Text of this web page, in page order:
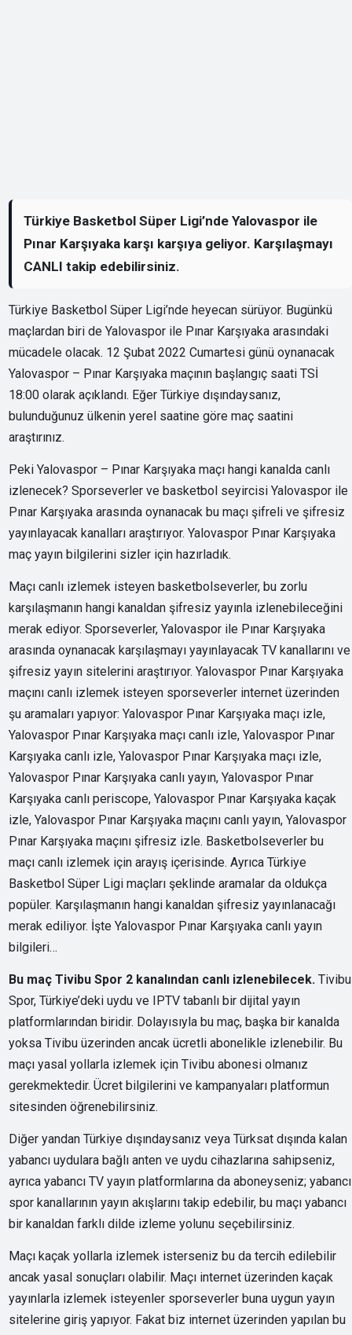
Türkiye Basketbol Süper Ligi’nde Yalovaspor ile
Pınar Karşıyaka karşı karşıya geliyor. Karşılaşmayı
CANLI takip edebilirsiniz.
Türkiye Basketbol Süper Ligi’nde heyecan sürüyor. Bugünkü
maçlardan biri de Yalovaspor ile Pınar Karşıyaka arasındaki
mücadele olacak. 12 Şubat 2022 Cumartesi günü oynanacak
Yalovaspor – Pınar Karşıyaka maçının başlangıç saati TSİ
18:00 olarak açıklandı. Eğer Türkiye dışındaysanız,
bulunduğunuz ülkenin yerel saatine göre maç saatini
araştırınız.
Peki Yalovaspor – Pınar Karşıyaka maçı hangi kanalda canlı
izlenecek? Sporseverler ve basketbol seyircisi Yalovaspor ile
Pınar Karşıyaka arasında oynanacak bu maçı şifreli ve şifresiz
yayınlayacak kanalları araştırıyor. Yalovaspor Pınar Karşıyaka
maç yayın bilgilerini sizler için hazırladık.
Maçı canlı izlemek isteyen basketbolseverler, bu zorlu
karşılaşmanın hangi kanaldan şifresiz yayınla izlenebileceğini
merak ediyor. Sporseverler, Yalovaspor ile Pınar Karşıyaka
arasında oynanacak karşılaşmayı yayınlayacak TV kanallarını ve
şifresiz yayın sitelerini araştırıyor. Yalovaspor Pınar Karşıyaka
maçını canlı izlemek isteyen sporseverler internet üzerinden
şu aramaları yapıyor: Yalovaspor Pınar Karşıyaka maçı izle,
Yalovaspor Pınar Karşıyaka maçı canlı izle, Yalovaspor Pınar
Karşıyaka canlı izle, Yalovaspor Pınar Karşıyaka maçı izle,
Yalovaspor Pınar Karşıyaka canlı yayın, Yalovaspor Pınar
Karşıyaka canlı periscope, Yalovaspor Pınar Karşıyaka kaçak
izle, Yalovaspor Pınar Karşıyaka maçını canlı yayın, Yalovaspor
Pınar Karşıyaka maçını şifresiz izle. Basketbolseverler bu
maçı canlı izlemek için arayış içerisinde. Ayrıca Türkiye
Basketbol Süper Ligi maçları şeklinde aramalar da oldukça
popüler. Karşılaşmanın hangi kanaldan şifresiz yayınlanacağı
merak ediliyor. İşte Yalovaspor Pınar Karşıyaka canlı yayın
bilgileri…
Bu maç Tivibu Spor 2 kanalından canlı izlenebilecek. Tivibu
Spor, Türkiye’deki uydu ve IPTV tabanlı bir dijital yayın
platformlarından biridir. Dolayısıyla bu maç, başka bir kanalda
yoksa Tivibu üzerinden ancak ücretli abonelikle izlenebilir. Bu
maçı yasal yollarla izlemek için Tivibu abonesi olmanız
gerekmektedir. Ücret bilgilerini ve kampanyaları platformun
sitesinden öğrenebilirsiniz.
Diğer yandan Türkiye dışındaysanız veya Türksat dışında kalan
yabancı uydulara bağlı anten ve uydu cihazlarına sahipseniz,
ayrıca yabancı TV yayın platformlarına da aboneyseniz; yabancı
spor kanallarının yayın akışlarını takip edebilir, bu maçı yabancı
bir kanaldan farklı dilde izleme yolunu seçebilirsiniz.
Maçı kaçak yollarla izlemek isterseniz bu da tercih edilebilir
ancak yasal sonuçları olabilir. Maçı internet üzerinden kaçak
yayınlarla izlemek isteyenler sporseverler buna uygun yayın
sitelerine giriş yapıyor. Fakat biz internet üzerinden yapılan bu